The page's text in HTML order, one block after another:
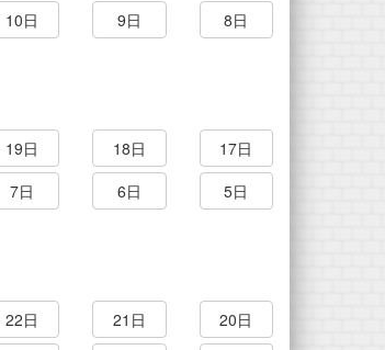
10日 9日
8日
19日 18日
17日
7日 6日
5日
22日 21日
20日